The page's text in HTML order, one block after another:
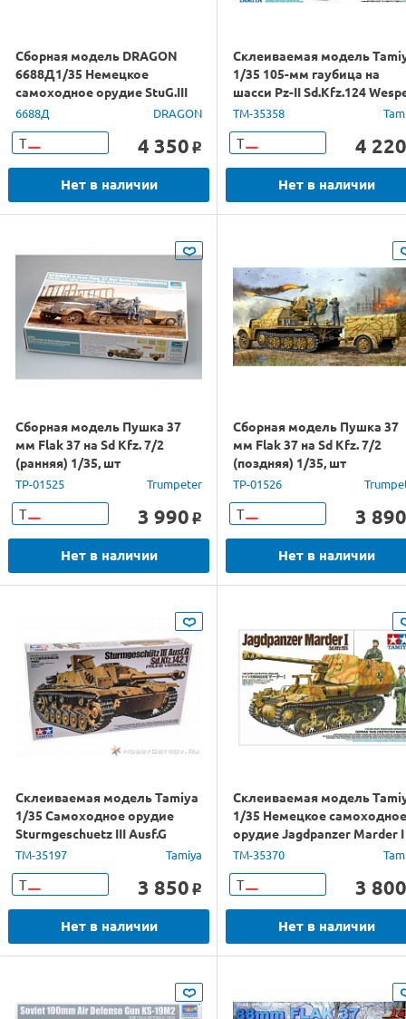
Сборная модель DRAGON
6688Д1/35 Немецкое
самоходное орудие StuG.III
Ausf.E
6688Д DRAGON
Т 4 350 o
Нет в наличии
Склеиваемая модель
1/35 105-мм гаубица на
шасси Pz-II Sd.Kfz.124
ит. фронт, с 4 фиг.
TM-35358
Т 4 220
Нет в наличии
Сборная модель Пушка 37
мм Flak 37 на Sd Kfz. 7/2
(ранняя) 1/35, шт
TP-01525 Trumpeter
Т 3 990 o
Нет в наличии
Сборная модель Пушка 37
мм Flak 37 на Sd Kfz. 7/2
(поздняя) 1/35, шт
TP-01526
Т 3 890
Нет в наличии
Склеиваемая модель Tamiya
1/35 Cамоходное орудие
Sturmgeschuetz III Ausf.G
(ранняя версия) c 2 фиг.
TM-35197 Tamiya
Т 3 850 o
Нет в наличии
Склеиваемая модель
1/35 Немецкое самоходное
орудие Jagdpanzer Marder I
Sd. Kfz. 135 с 2 фиг
TM-35370
Т 3 800
Нет в наличии